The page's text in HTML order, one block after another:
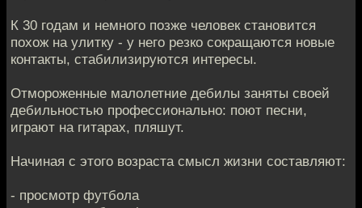
К 30 годам и немного позже человек становится
похож на улитку - у него резко сокращаются новые
контакты, стабилизируются интересы.
Отмороженные малолетние дебилы заняты своей
дебильностью профессионально: поют песни,
играют на гитарах, пляшут.
Начиная с этого возраста смысл жизни составляют:
- просмотр футбола